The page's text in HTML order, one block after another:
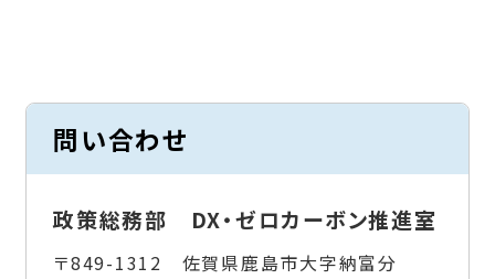
問い合わせ
政策総務部 DX・ゼロカーボン推進室
〒849-1312 佐賀県鹿島市大字納富分